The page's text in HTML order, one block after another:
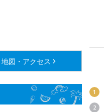
地図・アクセス
1
2